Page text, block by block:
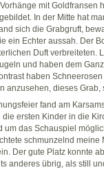
mit
In der Mitte hat
sich die Grabgruft,
ein Echter aussah. Der
Duft verbreiteten.
und haben dem
haben
anzusehen, dieses
fand am
die ersten Kinder in die
um das Schauspiel
schmunzelnd
Der gute Platz konnte
anderes übrig, als still